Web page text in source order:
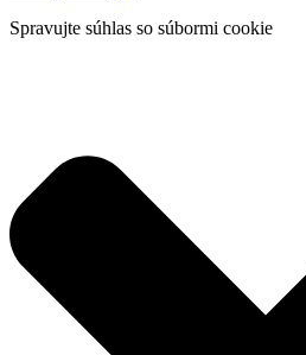
Spravujte súhlas so súbormi cookie